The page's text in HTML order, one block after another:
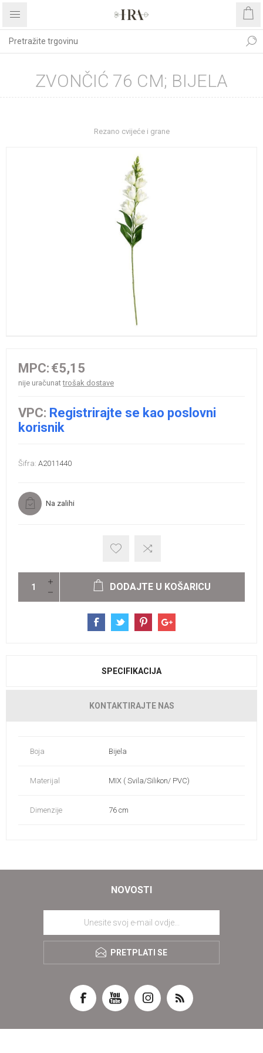
ZVONČIĆ 76 CM; BIJELA
Rezano cvijeće i grane
MPC: €5,15
nije uračunattrošak dostave
VPC: Registrirajte se kao poslovni
korisnik
Šifra: A2011440
Na zalihi
DODAJTE U KOŠARICU
SPECIFIKACIJA
KONTAKTIRAJTE NAS
Boja Bijela
Materijal MIX ( Svila/Silikon/ PVC)
Dimenzije 76 cm
NOVOSTI
PRETPLATI SE